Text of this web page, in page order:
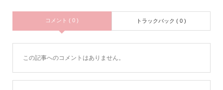
コメント ( 0 ) トラックバック ( 0 )
この記事へのコメントはありません。